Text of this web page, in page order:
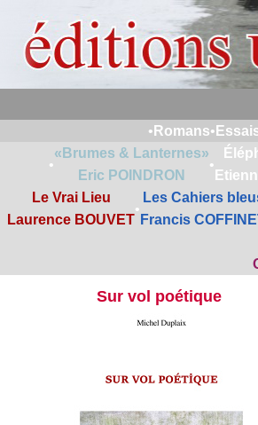
• Romans•
•
«Brumes & Lanternes»
Eric POINDRON
•
Le Vrai Lieu
Laurence BOUVET
•
Les Cahiers
Francis
Sur vol poétique